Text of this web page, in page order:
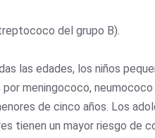
del grupo B).
las edades, los niños
meningococo,
de cinco años. Los
tienen un mayor riesgo de